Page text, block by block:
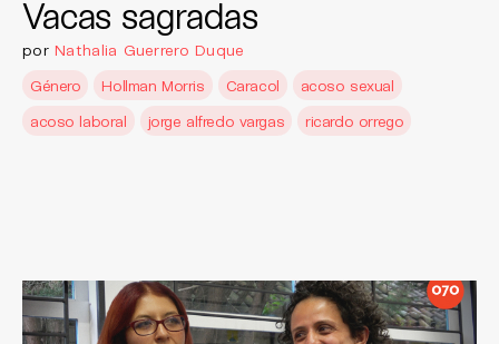
Vacas sagradas
por Nathalia Guerrero Duque
Género
Hollman Morris Caracol
acoso sexual
acoso laboral
jorge alfredo vargas ricardo orrego